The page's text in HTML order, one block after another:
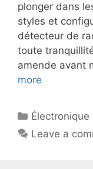
plonger dans
styles et
détecteur de
toute
amende avant
more
Électronique
Leave a